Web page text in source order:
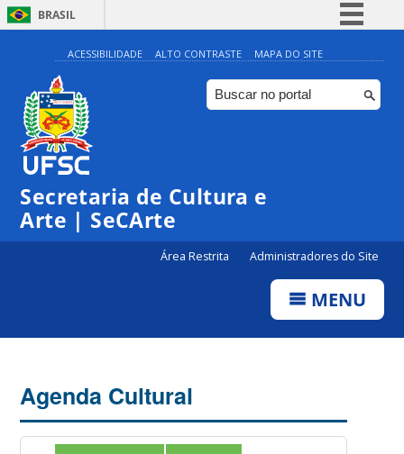
BRASIL
Simplifique!
Comunica BR
Participe
ACESSIBILIDADE ALTO CONTRASTE MAPA DO SITE
Secretaria de Cultura e
Arte | SeCArte
Área Restrita Administradores do Site
MENU
Agenda Cultural
0:00
1:00
5:00